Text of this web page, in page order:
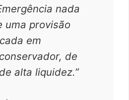
nada
uma provisão
em
de
alta liquidez.”